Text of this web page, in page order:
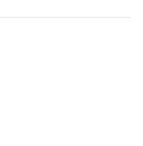
de 5 kilomètres de la
(à moins de 5 kilomètres
de 5 kilomètres de la
100 kilomètres de la